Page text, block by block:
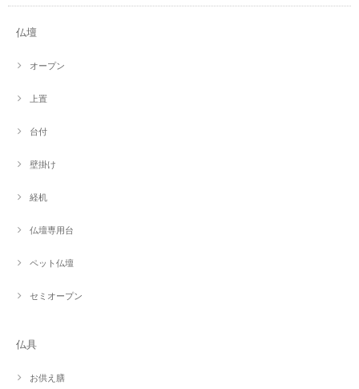
仏壇
オープン
上置
台付
壁掛け
経机
仏壇専用台
ペット仏壇
セミオープン
仏具
お供え膳